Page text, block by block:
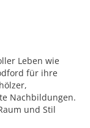
Leben wie
für ihre
Nachbildungen.
und Stil